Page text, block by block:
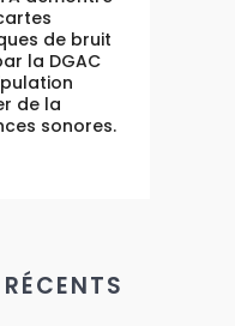
de bruit
la DGAC
de la
sonores.